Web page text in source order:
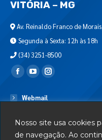
Nosso site usa cookies
de navegação. Ao
VITÓRIA – MG
Av. Reinaldo Franco de
Segunda à Sexta: 12h às 18h
(34) 3251-8500
Encontre-nos em:
Webmail
Serviços